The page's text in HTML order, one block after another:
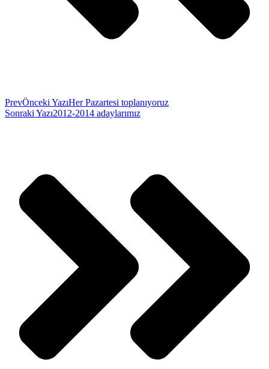
PrevÖnceki YazıHer Pazartesi toplanıyoruz
Sonraki Yazı2012-2014 adaylarımız